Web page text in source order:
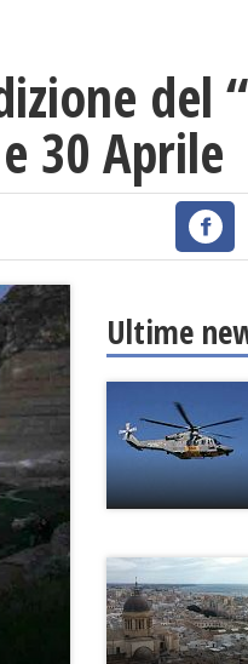
del
30 Aprile
Ultime